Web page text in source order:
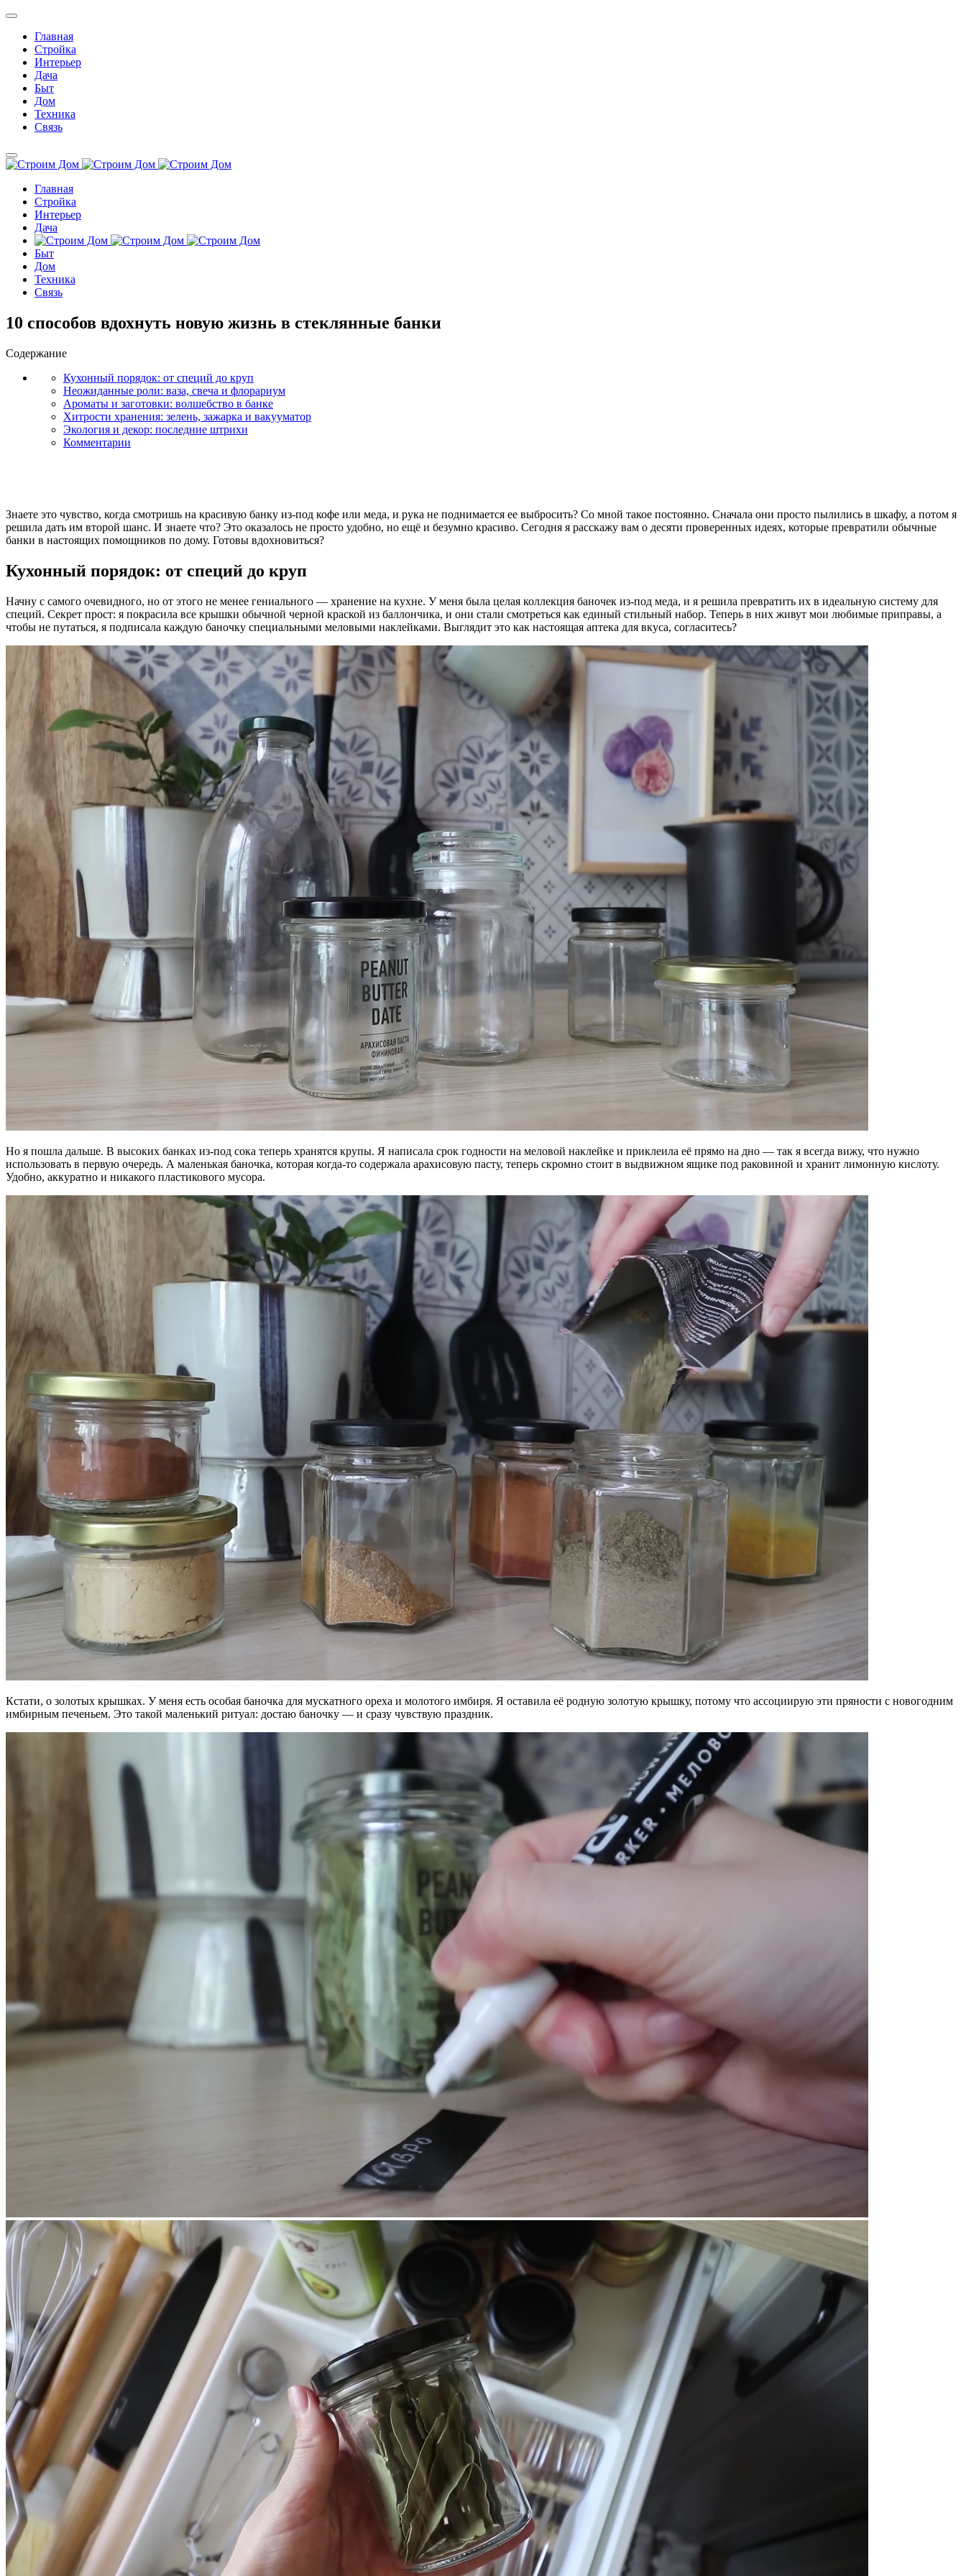
Главная
Стройка
Интерьер
Дача
Быт
Дом
Техника
Связь
Главная
Стройка
Интерьер
Дача
Быт
Дом
Техника
Связь
10 способов вдохнуть новую жизнь в стеклянные банки
Содержание
Кухонный порядок: от специй до круп
Неожиданные роли: ваза, свеча и флорариум
Ароматы и заготовки: волшебство в банке
Хитрости хранения: зелень, зажарка и вакууматор
Экология и декор: последние штрихи
Комментарии
Знаете это чувство, когда смотришь на красивую банку из-под кофе или меда, и рука не поднимается ее выбросить? Со мной такое постоянно. Сначала они просто пылились в шкафу, а потом я
решила дать им второй шанс. И знаете что? Это оказалось не просто удобно, но ещё и безумно красиво. Сегодня я расскажу вам о десяти проверенных идеях, которые превратили обычные
банки в настоящих помощников по дому. Готовы вдохновиться?
Кухонный порядок: от специй до круп
Начну с самого очевидного, но от этого не менее гениального — хранение на кухне. У меня была целая коллекция баночек из-под меда, и я решила превратить их в идеальную систему для
специй. Секрет прост: я покрасила все крышки обычной черной краской из баллончика, и они стали смотреться как единый стильный набор. Теперь в них живут мои любимые приправы, а
чтобы не путаться, я подписала каждую баночку специальными меловыми наклейками. Выглядит это как настоящая аптека для вкуса, согласитесь?
Но я пошла дальше. В высоких банках из-под сока теперь хранятся крупы. Я написала срок годности на меловой наклейке и приклеила её прямо на дно — так я всегда вижу, что нужно
использовать в первую очередь. А маленькая баночка, которая когда-то содержала арахисовую пасту, теперь скромно стоит в выдвижном ящике под раковиной и хранит лимонную кислоту.
Удобно, аккуратно и никакого пластикового мусора.
Кстати, о золотых крышках. У меня есть особая баночка для мускатного ореха и молотого имбиря. Я оставила её родную золотую крышку, потому что ассоциирую эти пряности с новогодним
имбирным печеньем. Это такой маленький ритуал: достаю баночку — и сразу чувствую праздник.